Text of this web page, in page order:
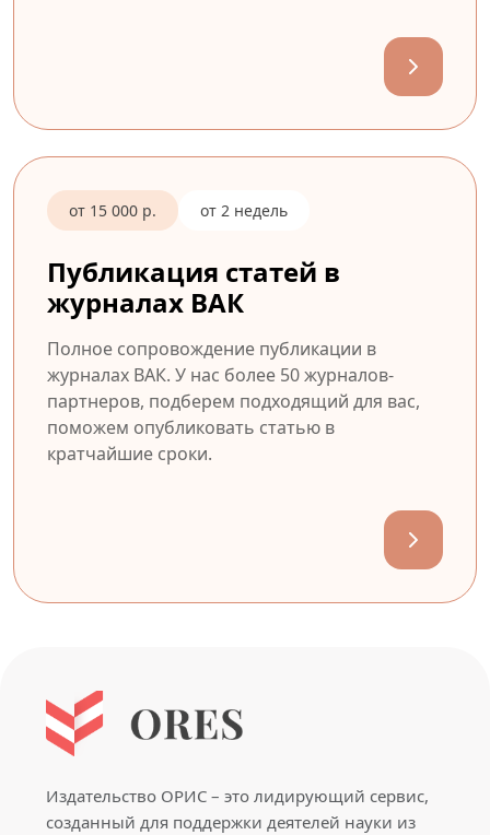
от 15 000 р. от 2 недель
Публикация статей в
журналах ВАК
Полное сопровождение публикации в
журналах ВАК. У нас более 50 журналов-
партнеров, подберем подходящий для вас,
поможем опубликовать статью в
кратчайшие сроки.
Издательство ОРИС – это лидирующий сервис,
созданный для поддержки деятелей науки из